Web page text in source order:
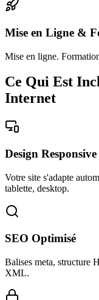
Mise en Ligne &
Mise en ligne.
Ce Qui Est
Internet
Design Responsive
Votre site s'adapte
tablette, desktop.
SEO Optimisé
Balises meta, structure
XML.